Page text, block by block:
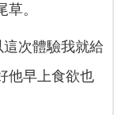
。
次體驗我就給
他早上食欲也